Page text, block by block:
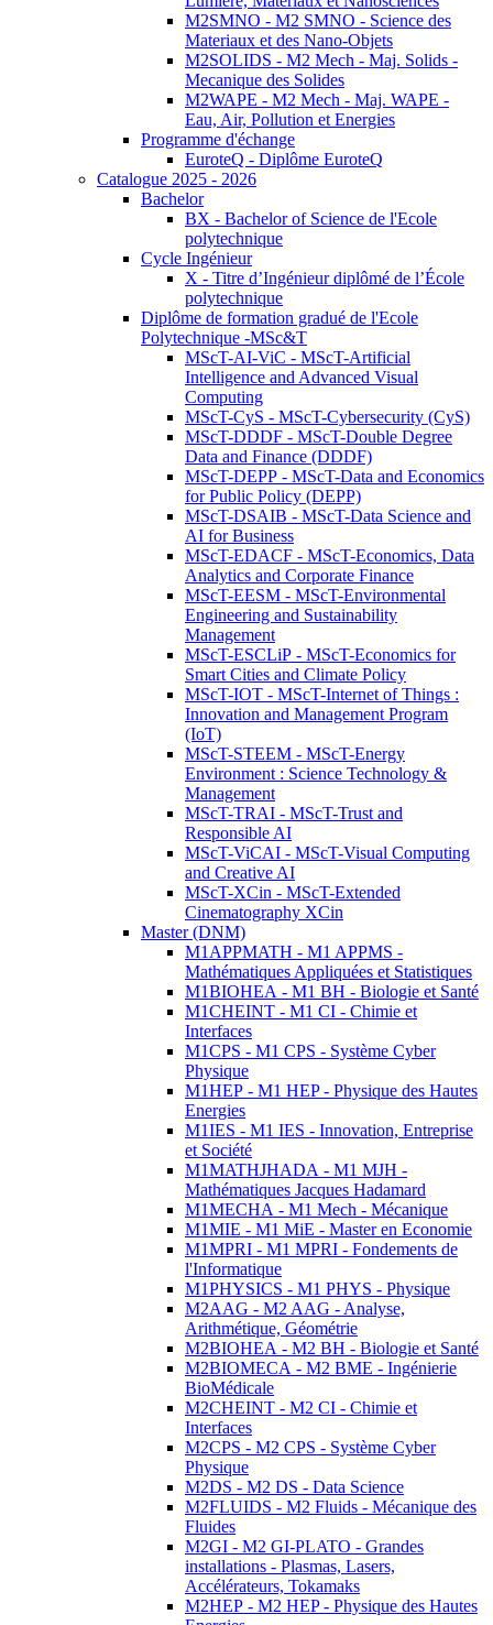
M2SMNO - M2 SMNO - Science des
Materiaux et des Nano-Objets
M2SOLIDS - M2 Mech - Maj. Solids -
Mecanique des Solides
M2WAPE - M2 Mech - Maj. WAPE -
Eau, Air, Pollution et Energies
Programme d'échange
EuroteQ - Diplôme EuroteQ
Catalogue 2025 - 2026
Bachelor
BX - Bachelor of Science de l'Ecole
polytechnique
Cycle Ingénieur
X - Titre d’Ingénieur diplômé de l’École
polytechnique
Diplôme de formation gradué de l'Ecole
Polytechnique -MSc&T
MScT-AI-ViC - MScT-Artificial
Intelligence and Advanced Visual
Computing
MScT-CyS - MScT-Cybersecurity (CyS)
MScT-DDDF - MScT-Double Degree
Data and Finance (DDDF)
MScT-DEPP - MScT-Data and Economics
for Public Policy (DEPP)
MScT-DSAIB - MScT-Data Science and
AI for Business
MScT-EDACF - MScT-Economics, Data
Analytics and Corporate Finance
MScT-EESM - MScT-Environmental
Engineering and Sustainability
Management
MScT-ESCLiP - MScT-Economics for
Smart Cities and Climate Policy
MScT-IOT - MScT-Internet of Things :
Innovation and Management Program
(IoT)
MScT-STEEM - MScT-Energy
Environment : Science Technology &
Management
MScT-TRAI - MScT-Trust and
Responsible AI
MScT-ViCAI - MScT-Visual Computing
and Creative AI
MScT-XCin - MScT-Extended
Cinematography XCin
Master (DNM)
M1APPMATH - M1 APPMS -
Mathématiques Appliquées et Statistiques
M1BIOHEA - M1 BH - Biologie et Santé
M1CHEINT - M1 CI - Chimie et
Interfaces
M1CPS - M1 CPS - Système Cyber
Physique
M1HEP - M1 HEP - Physique des Hautes
Energies
M1IES - M1 IES - Innovation, Entreprise
et Société
M1MATHJHADA - M1 MJH -
Mathématiques Jacques Hadamard
M1MECHA - M1 Mech - Mécanique
M1MIE - M1 MiE - Master en Economie
M1MPRI - M1 MPRI - Fondements de
l'Informatique
M1PHYSICS - M1 PHYS - Physique
M2AAG - M2 AAG - Analyse,
Arithmétique, Géométrie
M2BIOHEA - M2 BH - Biologie et Santé
M2BIOMECA - M2 BME - Ingénierie
BioMédicale
M2CHEINT - M2 CI - Chimie et
Interfaces
M2CPS - M2 CPS - Système Cyber
Physique
M2DS - M2 DS - Data Science
M2FLUIDS - M2 Fluids - Mécanique des
Fluides
M2GI - M2 GI-PLATO - Grandes
installations - Plasmas, Lasers,
Accélérateurs, Tokamaks
M2HEP - M2 HEP - Physique des Hautes